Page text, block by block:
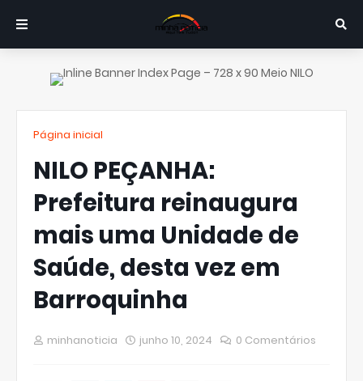
Página inicial
NILO PEÇANHA:
Prefeitura reinaugura
mais uma Unidade de
Saúde, desta vez em
Barroquinha
minhanoticia junho 10, 2024 0 Comentários